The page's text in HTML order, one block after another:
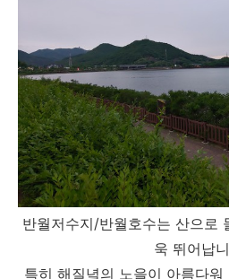
반월저수지/반월호수는 산으로
욱 뛰어납
특히 해질녘의 노을이 아름다워